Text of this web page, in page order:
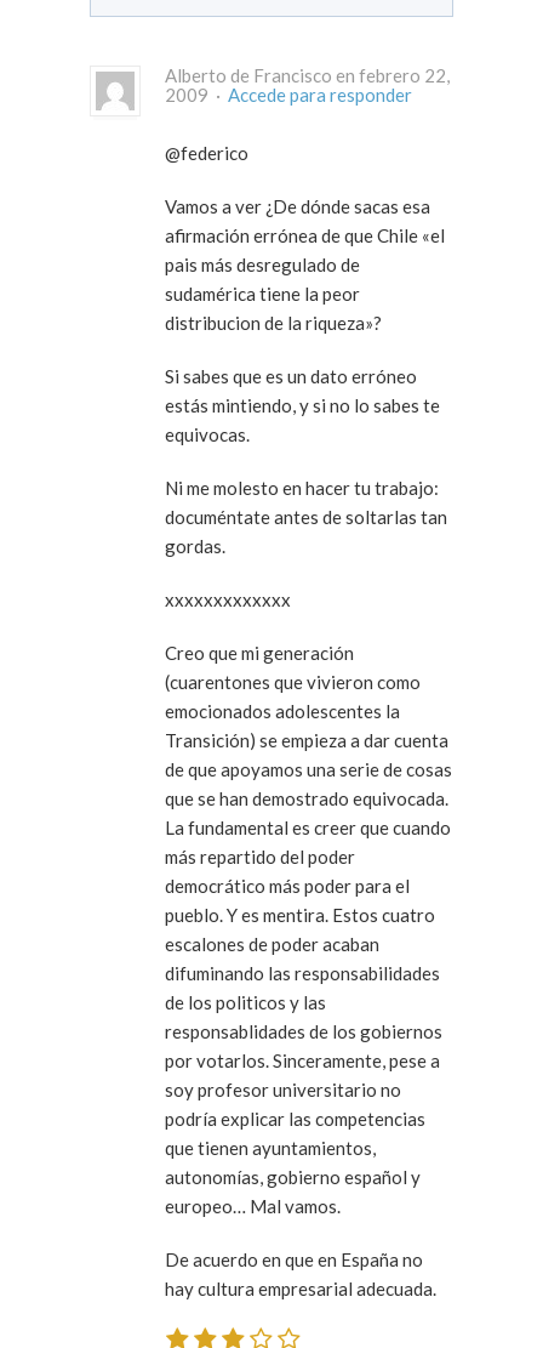
Alberto de Francisco en febrero 22,
2009 · Accede para responder
@federico
Vamos a ver ¿De dónde sacas esa
afirmación errónea de que Chile «el
pais más desregulado de
sudamérica tiene la peor
distribucion de la riqueza»?
Si sabes que es un dato erróneo
estás mintiendo, y si no lo sabes te
equivocas.
Ni me molesto en hacer tu trabajo:
documéntate antes de soltarlas tan
gordas.
xxxxxxxxxxxxx
Creo que mi generación
(cuarentones que vivieron como
emocionados adolescentes la
Transición) se empieza a dar cuenta
de que apoyamos una serie de cosas
que se han demostrado equivocada.
La fundamental es creer que cuando
más repartido del poder
democrático más poder para el
pueblo. Y es mentira. Estos cuatro
escalones de poder acaban
difuminando las responsabilidades
de los politicos y las
responsablidades de los gobiernos
por votarlos. Sinceramente, pese a
soy profesor universitario no
podría explicar las competencias
que tienen ayuntamientos,
autonomías, gobierno español y
europeo… Mal vamos.
De acuerdo en que en España no
hay cultura empresarial adecuada.